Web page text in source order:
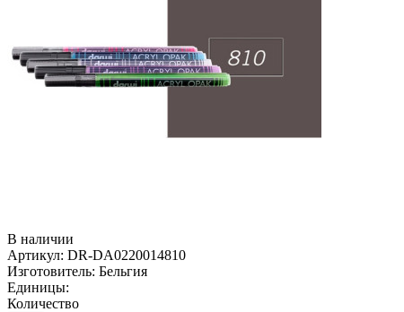
В наличии
Артикул: DR-DA0220014810
Изготовитель: Бельгия
Единицы:
Количество